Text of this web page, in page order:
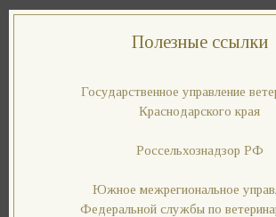
Полезные ссылки
Государственное управление
Краснодарского края
Россельхознадзор РФ
Южное межрегиональное
Федеральной службы по